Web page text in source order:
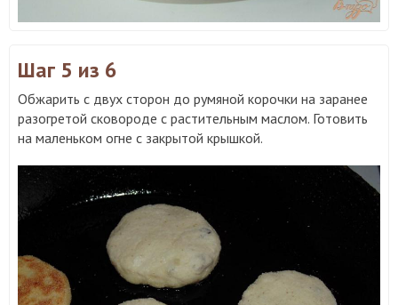
Шаг 5 из 6
Обжарить с двух сторон до румяной корочки на заранее
разогретой сковороде с растительным маслом. Готовить
на маленьком огне с закрытой крышкой.